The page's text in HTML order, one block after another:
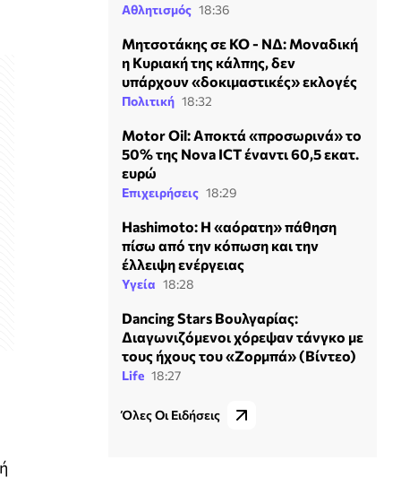
Αθλητισμός 18:36
Μητσοτάκης σε ΚΟ - ΝΔ: Μοναδική
η Κυριακή της κάλπης, δεν
υπάρχουν «δοκιμαστικές» εκλογές
Πολιτική 18:32
Motor Oil: Αποκτά «προσωρινά» το
50% της Nova ICT έναντι 60,5 εκατ.
ευρώ
Επιχειρήσεις 18:29
Hashimoto: Η «αόρατη» πάθηση
πίσω από την κόπωση και την
έλλειψη ενέργειας
Υγεία 18:28
Dancing Stars Βουλγαρίας:
Διαγωνιζόμενοι χόρεψαν τάνγκο με
τους ήχους του «Ζορμπά» (Βίντεο)
Life 18:27
Όλες Οι Ειδήσεις